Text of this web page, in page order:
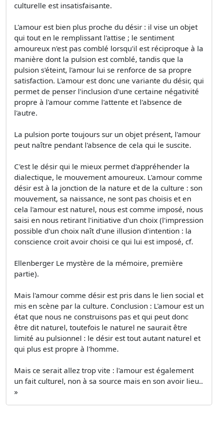
culturelle est insatisfaisante.
L'amour est bien plus proche du désir : il vise un objet
qui tout en le remplissant l'attise ; le sentiment
amoureux n'est pas comblé lorsqu'il est réciproque à la
manière dont la pulsion est comblé, tandis que la
pulsion s'éteint, l'amour lui se renforce de sa propre
satisfaction. L'amour est donc une variante du désir, qui
permet de penser l'inclusion d'une certaine négativité
propre à l'amour comme l'attente et l'absence de
l'autre.
La pulsion porte toujours sur un objet présent, l'amour
peut naître pendant l'absence de cela qui le suscite.
C'est le désir qui le mieux permet d'appréhender la
dialectique, le mouvement amoureux. L'amour comme
désir est à la jonction de la nature et de la culture : son
mouvement, sa naissance, ne sont pas choisis et en
cela l'amour est naturel, nous est comme imposé, nous
saisi en nous retirant l'initiative d'un choix (l'impression
possible d'un choix naît d'une illusion d'intention : la
conscience croit avoir choisi ce qui lui est imposé, cf.
Ellenberger Le mystère de la mémoire, première
partie).
Mais l'amour comme désir est pris dans le lien social et
mis en scène par la culture. Conclusion : L'amour est un
état que nous ne construisons pas et qui peut donc
être dit naturel, toutefois le naturel ne saurait être
limité au pulsionnel : le désir est tout autant naturel et
qui plus est propre à l'homme.
Mais ce serait allez trop vite : l'amour est également
un fait culturel, non à sa source mais en son avoir lieu..
»